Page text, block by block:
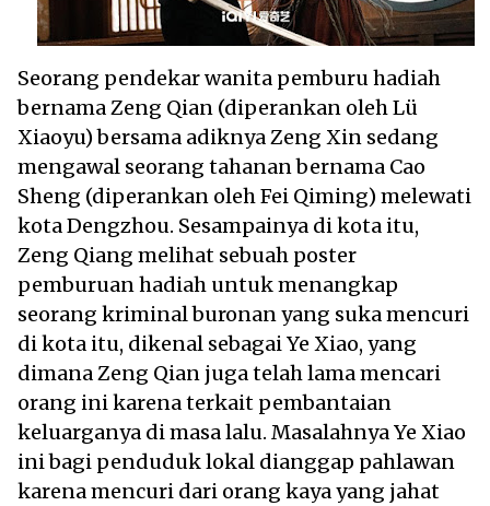
Seorang pendekar wanita pemburu hadiah
bernama Zeng Qian (diperankan oleh Lü
Xiaoyu) bersama adiknya Zeng Xin sedang
mengawal seorang tahanan bernama Cao
Sheng (diperankan oleh Fei Qiming) melewati
kota Dengzhou. Sesampainya di kota itu,
Zeng Qiang melihat sebuah poster
pemburuan hadiah untuk menangkap
seorang kriminal buronan yang suka mencuri
di kota itu, dikenal sebagai Ye Xiao, yang
dimana Zeng Qian juga telah lama mencari
orang ini karena terkait pembantaian
keluarganya di masa lalu. Masalahnya Ye Xiao
ini bagi penduduk lokal dianggap pahlawan
karena mencuri dari orang kaya yang jahat